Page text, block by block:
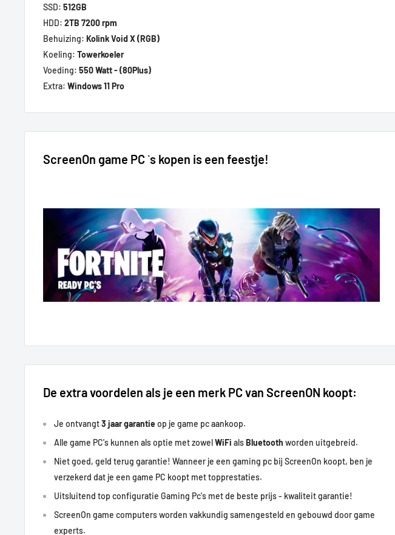
SSD: 512GB
HDD: 2TB 7200 rpm
Behuizing: Kolink Void X(RGB)
Koeling: Towerkoeler
Voeding: 550 Watt - (80Plus)
Extra: Windows 11 Pro
ScreenOn game PC `s kopen is een feestje!
De extra voordelen als je een merk PC van ScreenON koopt:
Je ontvangt3 jaar garantie op je game pc aankoop.
Alle game PC's kunnen als optie met zowelWiFi alsBluetooth worden uitgebreid.
Niet goed, geld terug garantie! Wanneer je een gaming pc bij ScreenOn koopt, ben je
verzekerd dat je een game PC koopt mettopprestaties.
Uitsluitend top configuratie Gaming Pc's met de beste prijs - kwaliteit garantie!
ScreenOn game computers worden vakkundig samengesteld en gebouwd door game
experts.